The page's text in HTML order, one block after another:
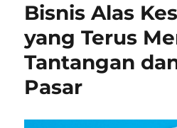
(UNCEN):
Pendidikan
di
Papua
Bisnis Alas
yang Terus
Tantangan
Pasar